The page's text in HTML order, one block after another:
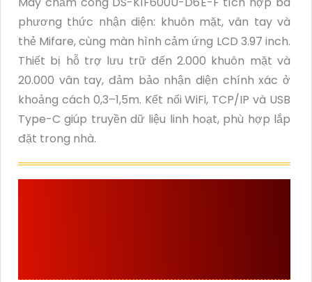
phương thức nhận diện: khuôn mặt, vân tay và
thẻ Mifare, cùng màn hình cảm ứng LCD 3.97 inch.
Thiết bị hỗ trợ lưu trữ đến 2.000 khuôn mặt và
20.000 vân tay, đảm bảo nhận diện chính xác ở
khoảng cách 0,3–1,5m. Kết nối WiFi, TCP/IP và USB
Type-C giúp truyền dữ liệu linh hoạt, phù hợp lắp
đặt trong nhà.